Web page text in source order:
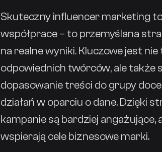
Skuteczny influencer marketing
współprace – to przemyślana
na realne wyniki. Kluczowe jest
odpowiednich twórców, ale także
dopasowanie treści do grupy
działań w oparciu o dane. Dzięki
kampanie są bardziej
wspierają cele biznesowe marki.